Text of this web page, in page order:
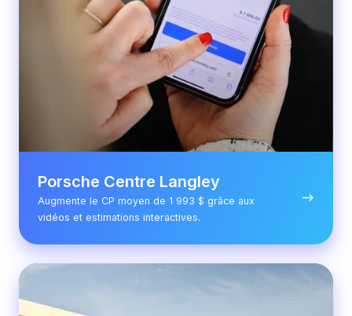
Porsche Centre Langley
Augmente le CP moyen de 1 993 $ grâce aux
vidéos et estimations interactives.
Policaro